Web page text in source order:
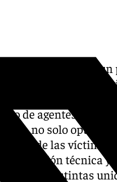
ha implementado
de género en
Atención a Víctimas
de agentes
no solo
de las
precisión técnica
entre distintas